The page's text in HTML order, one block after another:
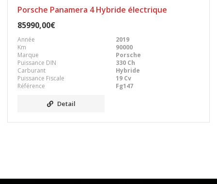
Porsche Panamera 4 Hybride électrique
85990,00€
Année
2019
Km
90000
Marque
Porsche
Puissance DIN
330 Ch
Carburant
Hybride
Puissance Fiscale
19 Cv
Référence
Fg147
Detail